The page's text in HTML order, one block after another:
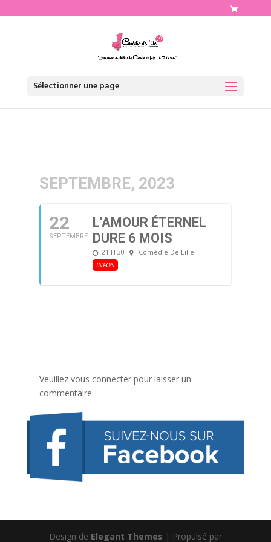
Sélectionner une page
SEPTEMBRE, 2023
22
SEPTEMBRE
L'AMOUR ÉTERNEL
DURE 6 MOIS
21 H 30
Comédie De Lille
INFOS
Veuillez vous connecter pour laisser un
commentaire.
Design de Elegant Themes | Propulsé par